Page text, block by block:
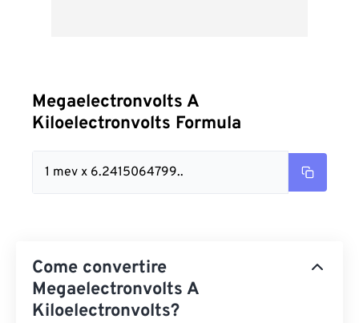
Megaelectronvolts A
Kiloelectronvolts Formula
1 mev x 6.2415064799..
Come convertire
Megaelectronvolts A
Kiloelectronvolts?